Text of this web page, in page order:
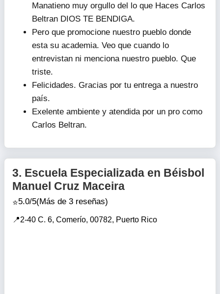
Manatieno muy orgullo del lo que Haces Carlos
Beltran DIOS TE BENDIGA.
Pero que promocione nuestro pueblo donde
esta su academia. Veo que cuando lo
entrevistan ni menciona nuestro pueblo. Que
triste.
Felicidades. Gracias por tu entrega a nuestro
país.
Exelente ambiente y atendida por un pro como
Carlos Beltran.
3. Escuela Especializada en Béisbol
Manuel Cruz Maceira
5.0/5(Más de 3 reseñas)
2-40 C. 6, Comerío, 00782, Puerto Rico